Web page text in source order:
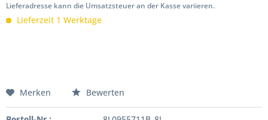
Lieferadresse kann die Umsatzsteuer an der Kasse variieren.
Lieferzeit 1 Werktage
Merken Bewerten